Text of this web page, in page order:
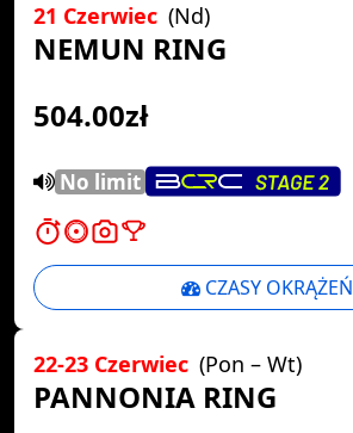
21 Czerwiec (Nd)
NEMUN RING
504.00zł
No limit
CZASY OKRĄŻEŃ
22-23 Czerwiec (Pon – Wt)
PANNONIA RING